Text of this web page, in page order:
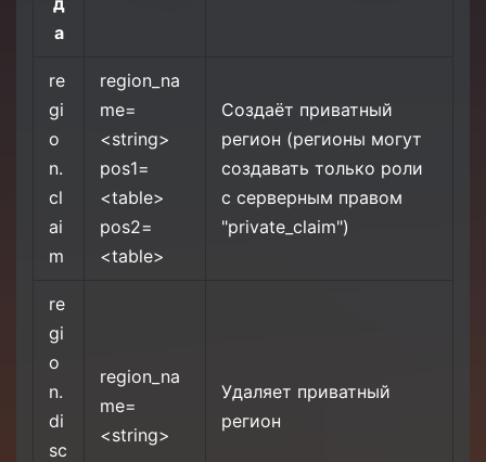
а
re
gi
o
n.
cl
ai
m
region_na
me=
<string>
pos1=
<table>
pos2=
<table>
Создаёт приватный
регион (регионы могут
создавать только роли
с серверным правом
"private_claim")
re
gi
o
n.
di
sc
region_na
me=
<string>
Удаляет приватный
регион